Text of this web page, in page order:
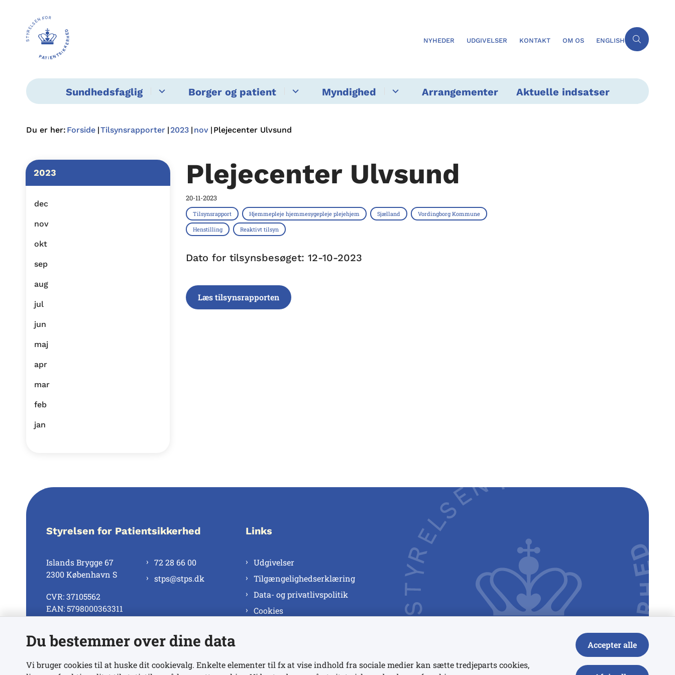
NYHEDER UDGIVELSER KONTAKT OM OS ENGLISH
Sundhedsfaglig Borger og patient Myndighed Arrangementer Aktuelle indsatser
Du er her: Forside Tilsynsrapporter 2023 nov Plejecenter Ulvsund
2023
dec
nov
okt
sep
aug
jul
jun
maj
apr
mar
feb
jan
Plejecenter Ulvsund
20-11-2023
Tilsynsrapport Hjemmepleje hjemmesygepleje plejehjem Sjælland Vordingborg Kommune
Henstilling Reaktivt tilsyn
Dato for tilsynsbesøget: 12-10-2023
Læs tilsynsrapporten
Styrelsen for Patientsikkerhed
Islands Brygge 67
2300 København S
CVR: 37105562
EAN: 5798000363311
72 28 66 00
stps@stps.dk
Se alle kontaktnumre
Links
Udgivelser
Tilgængelighedserklæring
Data- og privatlivspolitik
Cookies
Du bestemmer over dine data
Vi bruger cookies til at huske dit cookievalg. Enkelte elementer til fx at vise indhold fra sociale medier kan sætte tredjeparts cookies,
Accepter alle